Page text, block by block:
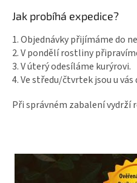
Jak probíhá expedice?
1. Objednávky přijímáme do
2. V pondělí rostliny
3. V úterý odesíláme kurýrovi.
4. Ve středu/čtvrtek jsou u vás
Při správném zabalení vydrží